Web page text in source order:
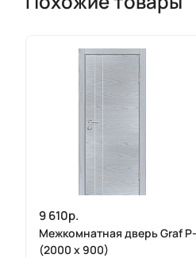
9 610р.
Межкомнатная дверь Graf
(2000 х 900)